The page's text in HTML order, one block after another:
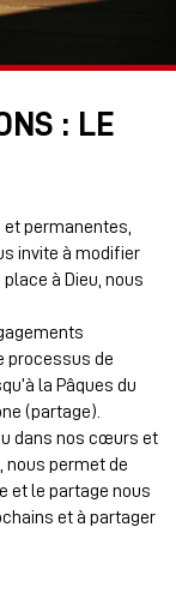
: LE
permanentes,
invite à modifier
à Dieu, nous
processus de
la Pâques du
(partage).
dans nos cœurs et
nous permet de
et le partage nous
et à partager